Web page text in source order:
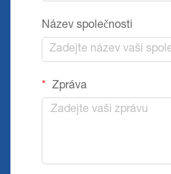
Název společnosti
Zpráva